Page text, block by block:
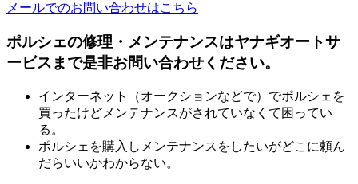
メールでのお問い合わせはこちら
ポルシェの修理・メンテナンスはヤナギオートサ
ービスまで是非お問い合わせください。
インターネット（オークションなどで）でポルシェを
買ったけどメンテナンスがされていなくて困ってい
る。
ポルシェを購入しメンテナンスをしたいがどこに頼ん
だらいいかわからない。